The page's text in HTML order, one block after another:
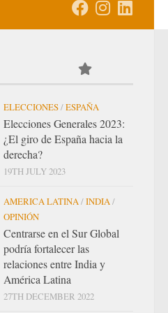
ELECCIONES/ESPAÑA
Elecciones Generales 2023:
¿El giro de España hacia la
derecha?
19TH JULY 2023
AMERICA LATINA/INDIA/
OPINIÓN
Centrarse en el Sur Global
podría fortalecer las
relaciones entre India y
América Latina
27TH DECEMBER 2022